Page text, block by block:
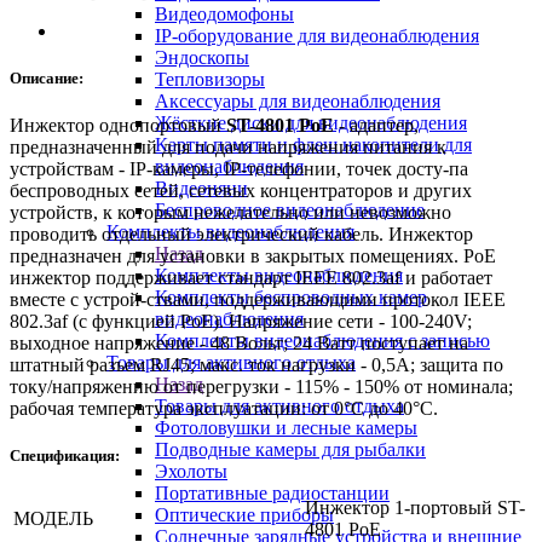
Видеодомофоны
IP-оборудование для видеонаблюдения
Эндоскопы
Тепловизоры
Аксессуары для видеонаблюдения
Жёсткие диски для видеонаблюдения
Карты памяти и флеш накопители для
видеонаблюдения
Видеоняни
Беспроводное видеонаблюдение
Комплекты видеонаблюдения
Назад
Комплекты видеонаблюдения
Комплекты беспроводных камер
видеонаблюдения
Комплекты видеонаблюдения с записью
Товары для активного отдыха
Назад
Товары для активного отдыха
Фотоловушки и лесные камеры
Подводные камеры для рыбалки
Эхолоты
Портативные радиостанции
Оптические приборы
Солнечные зарядные устройства и внешние
Описание:
Инжектор однопортовыйST-4801 PoЕ- адаптер,
предназначенный для подачи напряжения питания к
устройствам - IP-камеры, IP-телефонии, точек досту-па
беспроводных сетей, сетевых концентраторов и других
устройств, к которым нежелательно или невозможно
проводить отдельный электрический кабель. Инжектор
предназначен для установки в закрытых помещениях. РoЕ
инжектор поддерживает стандарт IEEE 802.3af и работает
вместе с устрой-ствами, поддерживающими протокол IEEE
802.3af (с функцией РoЕ). Напряжение сети - 100-240V;
выходное напряжение - 48 Вольт; 24 Ватт поступает на
штатный разъем RJ45; макс. ток нагрузки - 0,5А; защита по
току/напряжению от перегрузки - 115% - 150% от номинала;
рабочая температура эксплуатации: от 0°C до 40°C.
Спецификация:
МОДЕЛЬ
Инжектор 1-портовый ST-
4801 PoЕ